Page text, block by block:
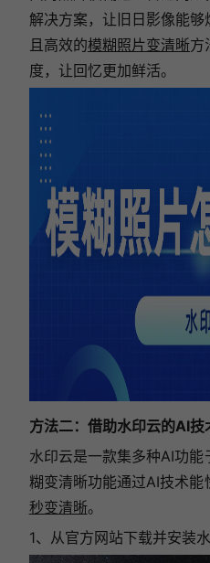
解决方案，让旧日影像能
且高效的模糊照片变清晰方
度，让回忆更加鲜活。
方法二：借助水印云的AI技
水印云是一款集多种AI功
糊变清晰功能通过AI技术能
秒变清晰。
1、从官方网站下载并安装水